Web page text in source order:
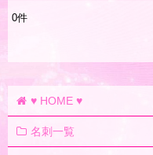
0件
♥ HOME ♥
名刺一覧